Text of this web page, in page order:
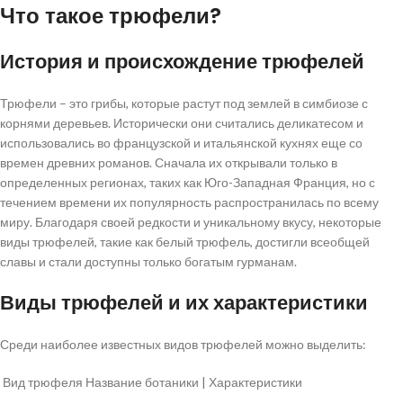
Как выбрать качественные трюфели
свойств
Что такое трюфели?
История и происхождение трюфелей
Трюфели – это грибы, которые растут под землей в симбиозе с
корнями деревьев. Исторически они считались деликатесом и
использовались во французской и итальянской кухнях еще со
времен древних романов. Сначала их открывали только в
определенных регионах, таких как Юго-Западная Франция, но с
течением времени их популярность распространилась по всему
миру. Благодаря своей редкости и уникальному вкусу, некоторые
виды трюфелей, такие как белый трюфель, достигли всеобщей
славы и стали доступны только богатым гурманам.
Виды трюфелей и их характеристики
Среди наиболее известных видов трюфелей можно выделить:
Вид трюфеля Название ботаники | Характеристики